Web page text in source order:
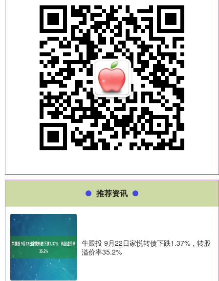
推荐资讯
牛跟投 9月22日家悦转债下跌1.37%，转股
溢价率35.2%